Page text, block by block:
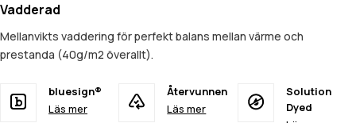
Vadderad
Mellanvikts vaddering för perfekt balans mellan värme och
prestanda (40g/m2 överallt).
bluesign®
Läs mer
Återvunnen
Läs mer
Solution
Dyed